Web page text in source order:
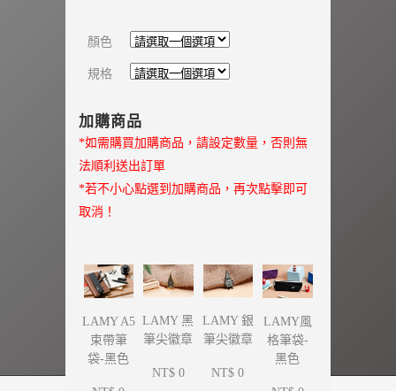
顏色
規格
加購商品
*如需購買加購商品，請設定數量，否則無
法順利送出訂單
*若不小心點選到加購商品，再次點擊即可
取消！
LAMY A5
束帶筆
袋-黑色
LAMY 黑
筆尖徽章
NT$ 0
LAMY 銀
筆尖徽章
NT$ 0
LAMY風
格筆袋-
黑色